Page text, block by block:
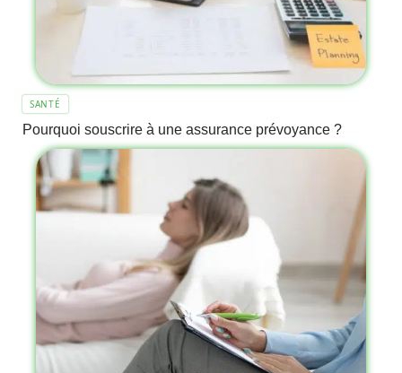
SANTÉ
Pourquoi souscrire à une assurance prévoyance ?